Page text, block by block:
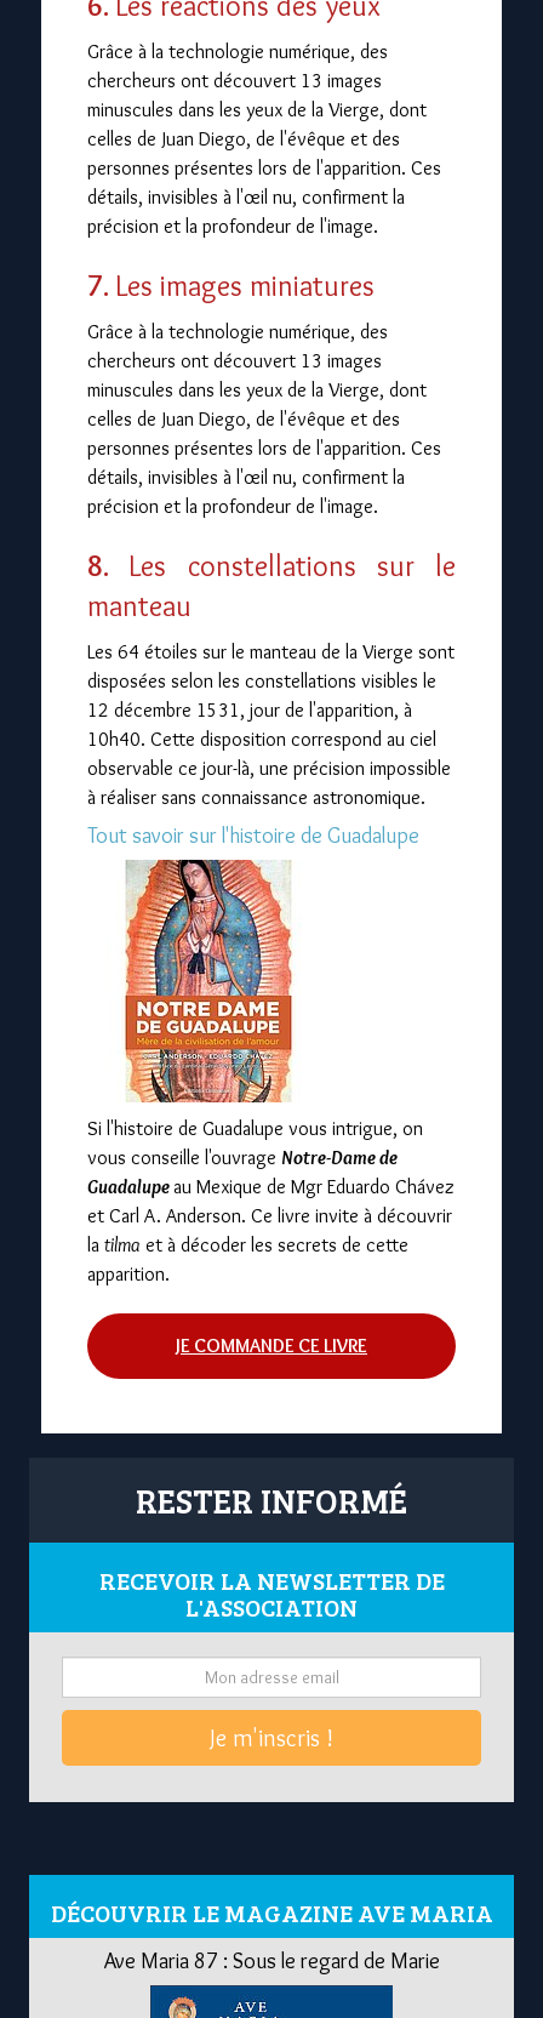
Grâce à la technologie numérique, des
chercheurs ont découvert 13 images
minuscules dans les yeux de la Vierge, dont
celles de Juan Diego, de l'évêque et des
personnes présentes lors de l'apparition. Ces
détails, invisibles à l'œil nu, confirment la
précision et la profondeur de l'image.
7. Les images miniatures
Grâce à la technologie numérique, des
chercheurs ont découvert 13 images
minuscules dans les yeux de la Vierge, dont
celles de Juan Diego, de l'évêque et des
personnes présentes lors de l'apparition. Ces
détails, invisibles à l'œil nu, confirment la
précision et la profondeur de l'image.
8. Les constellations sur le
manteau
Les 64 étoiles sur le manteau de la Vierge sont
disposées selon les constellations visibles le
12 décembre 1531, jour de l'apparition, à
10h40. Cette disposition correspond au ciel
observable ce jour-là, une précision impossible
à réaliser sans connaissance astronomique.
Tout savoir sur l'histoire de Guadalupe
Si l'histoire de Guadalupe vous intrigue, on
vous conseille l'ouvrage Notre-Dame de
Guadalupeau Mexique de Mgr Eduardo Chávez
et Carl A. Anderson. Ce livre invite à découvrir
la tilma et à décoder les secrets de cette
apparition.
JE COMMANDE CE LIVRE
RESTER INFORMÉ
RECEVOIR LA NEWSLETTER DE
L'ASSOCIATION
Je m'inscris !
DÉCOUVRIR LE MAGAZINE AVE MARIA
Ave Maria 87 : Sous le regard de Marie